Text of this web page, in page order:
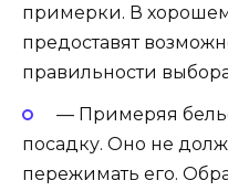
примерки. В
предоставят
правильности
— Примеряя
посадку. Оно не
пережимать его.